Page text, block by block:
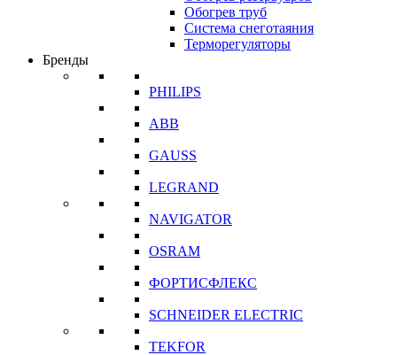
Обогрев труб
Система снеготаяния
Терморегуляторы
Бренды
PHILIPS
ABB
GAUSS
LEGRAND
NAVIGATOR
OSRAM
ФОРТИСФЛЕКС
SCHNEIDER ELECTRIC
TEKFOR